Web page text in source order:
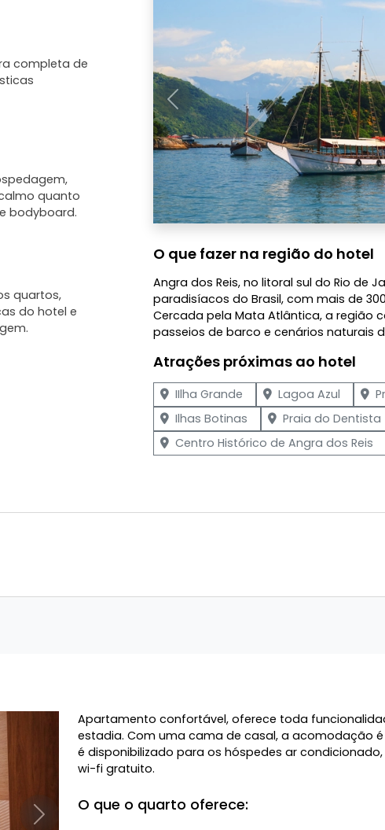
completa de
quanto
bodyboard.
quartos,
do hotel e
O que fazer na região do hotel
Anterior
Angra dos Reis, no litoral sul do Rio de
paradisíacos do Brasil, com mais de
Cercada pela Mata Atlântica, a região
passeios de barco e cenários naturais
Atrações próximas ao hotel
IIlha Grande Lagoa Azul
Ilhas Botinas
Praia do Dentista
Centro Histórico de Angra dos Reis
Próximo
Apartamento confortável, oferece toda
estadia. Com uma cama de casal, a acomodação
é disponibilizado para os hóspedes ar
wi-fi gratuito.
O que o quarto oferece: